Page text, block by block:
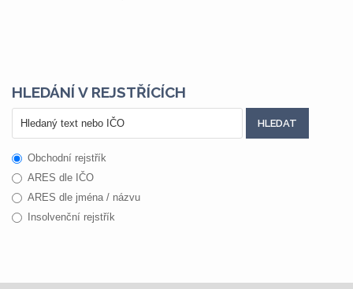
HLEDÁNÍ V REJSTŘÍCÍCH
Obchodní rejstřík
ARES dle IČO
ARES dle jména / názvu
Insolvenční rejstřík